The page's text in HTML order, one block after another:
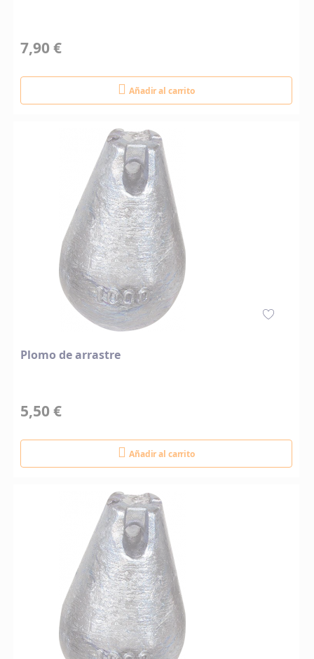
7,90 €
Añadir al carrito
Plomo de arrastre
5,50 €
Añadir al carrito